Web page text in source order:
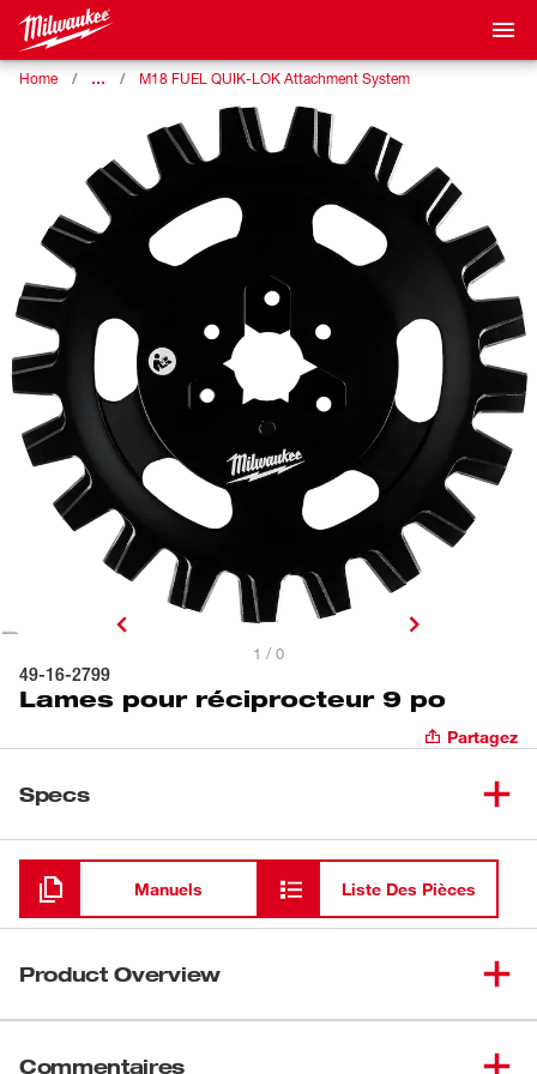
Home … M18 FUEL QUIK-LOK Attachment System
1 / 0
49-16-2799
Lames pour réciprocteur 9 po
Partagez
Specs
Chargement
Manuels Liste Des Pièces
Product Overview
utilisé avec l'accessoire pour réciprocateur M18 FUELMC
Commentaires